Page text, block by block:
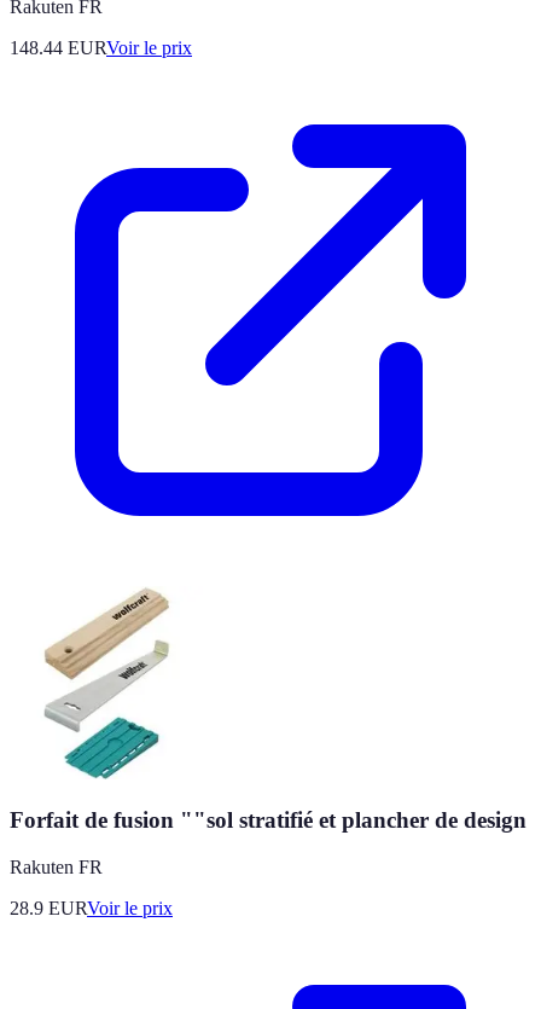
Rakuten FR
148.44 EURVoir le prix
Forfait de fusion ""sol stratifié et plancher de design
Rakuten FR
28.9 EURVoir le prix